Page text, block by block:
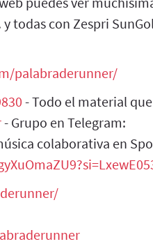
todas con Zespri
palabraderunner/
- Todo el material
- Grupo en Telegram:
colaborativa en